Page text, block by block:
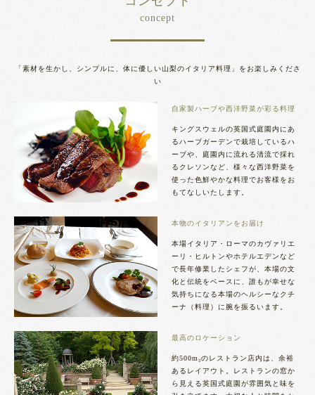
concept
「素材を生かし、シンプルに、体に優しい山梨のイタリア料理」をお楽しみくださ
い
自家製ハーブや西洋野菜が彩る料理
キングスウェルの英国式庭園内にあ
るハーブガーデンで栽培しているハ
ーブや、庭園内に流れる清流で採れ
るクレソンなど、様々な西洋野菜を
使った色鮮やかな料理でお客様をお
もてなしいたします。
本物のイタリアンをお届け
本場イタリア・ローマのカヴァリエ
ーリ・ヒルトンやホテルエデンなど
で長年修業したシェフが、本場の文
化と伝統をベースに、誰もが幸せな
気持ちになる本場のヘルシーなクチ
ーナ（料理）に腕を振るいます。
最高のロケーション
約500m₂のレストラン店内は、余裕
あるレイアウト。レストランの窓か
ら見える英国式庭園が雰囲気と味を